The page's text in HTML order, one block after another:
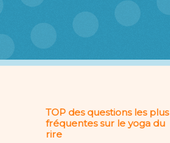
TOP des questions les plus
fréquentes sur le yoga du
rire